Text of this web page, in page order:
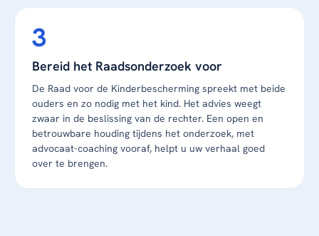
Bereid het Raadsonderzoek voor
De Raad voor de Kinderbescherming spreekt met beide
ouders en zo nodig met het kind. Het advies weegt
zwaar in de beslissing van de rechter. Een open en
betrouwbare houding tijdens het onderzoek, met
advocaat-coaching vooraf, helpt u uw verhaal goed
over te brengen.